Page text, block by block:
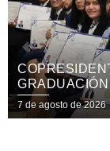
7 de agosto de 2026